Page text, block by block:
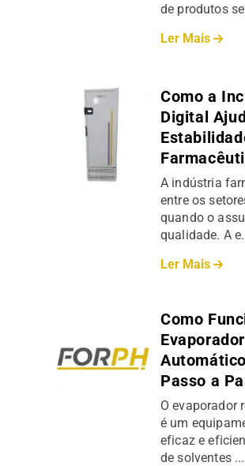
de produtos
Ler Mais
Como a
Digital
A indústria
entre os
quando o
qualidade. A
Ler Mais
Como
Passo a
O evaporador
é um
eficaz e
de solventes ...